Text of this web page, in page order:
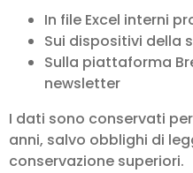
In file Excel interni
Sui dispositivi della
Sulla piattaforma
newsletter
I dati sono conservati
anni, salvo obblighi di
conservazione superiori.